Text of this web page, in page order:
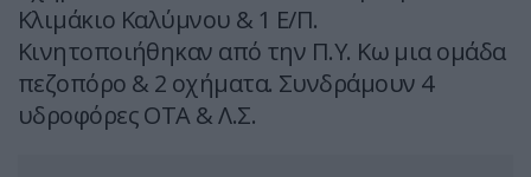
Κλιμάκιο Καλύμνου & 1 Ε/Π.
Κινητοποιήθηκαν από την Π.Υ. Κω μια ομάδα
πεζοπόρο & 2 οχήματα. Συνδράμουν 4
υδροφόρες ΟΤΑ & Λ.Σ.